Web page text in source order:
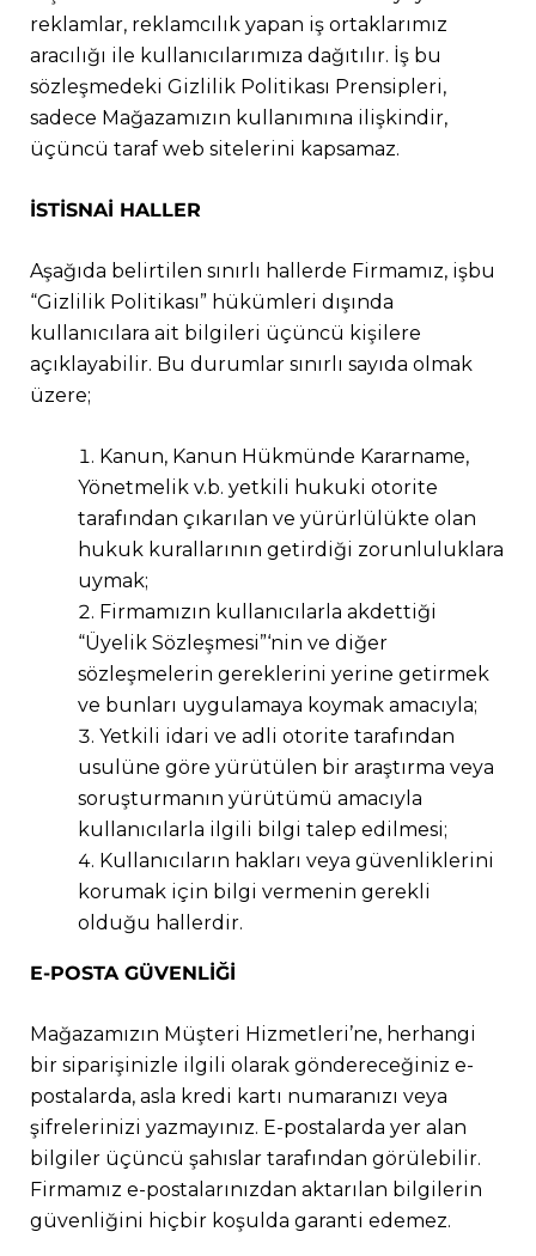
reklamlar, reklamcılık yapan iş ortaklarımız
aracılığı ile kullanıcılarımıza dağıtılır. İş bu
sözleşmedeki Gizlilik Politikası Prensipleri,
sadece Mağazamızın kullanımına ilişkindir,
üçüncü taraf web sitelerini kapsamaz.
İSTİSNAİ HALLER
Aşağıda belirtilen sınırlı hallerde Firmamız, işbu
“Gizlilik Politikası” hükümleri dışında
kullanıcılara ait bilgileri üçüncü kişilere
açıklayabilir. Bu durumlar sınırlı sayıda olmak
üzere;
Kanun, Kanun Hükmünde Kararname,
Yönetmelik v.b. yetkili hukuki otorite
tarafından çıkarılan ve yürürlülükte olan
hukuk kurallarının getirdiği zorunluluklara
uymak;
Firmamızın kullanıcılarla akdettiği
“Üyelik Sözleşmesi”‘nin ve diğer
sözleşmelerin gereklerini yerine getirmek
ve bunları uygulamaya koymak amacıyla;
Yetkili idari ve adli otorite tarafından
usulüne göre yürütülen bir araştırma veya
soruşturmanın yürütümü amacıyla
kullanıcılarla ilgili bilgi talep edilmesi;
Kullanıcıların hakları veya güvenliklerini
korumak için bilgi vermenin gerekli
olduğu hallerdir.
E-POSTA GÜVENLİĞİ
Mağazamızın Müşteri Hizmetleri’ne, herhangi
bir siparişinizle ilgili olarak göndereceğiniz e-
postalarda, asla kredi kartı numaranızı veya
şifrelerinizi yazmayınız. E-postalarda yer alan
bilgiler üçüncü şahıslar tarafından görülebilir.
Firmamız e-postalarınızdan aktarılan bilgilerin
güvenliğini hiçbir koşulda garanti edemez.